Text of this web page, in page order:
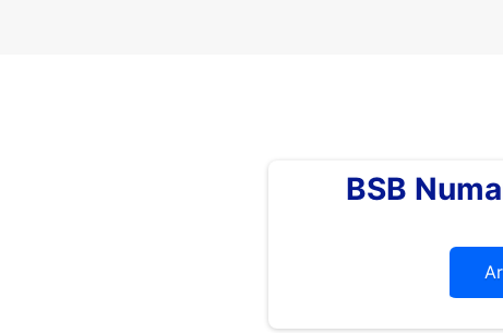
BSB